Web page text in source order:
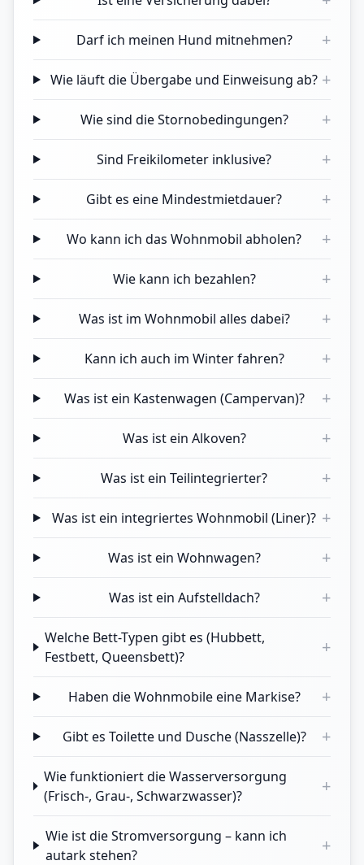
Darf ich meinen Hund mitnehmen? +
Wie läuft die Übergabe und Einweisung ab? +
Wie sind die Stornobedingungen? +
Sind Freikilometer inklusive? +
Gibt es eine Mindestmietdauer? +
Wo kann ich das Wohnmobil abholen? +
Wie kann ich bezahlen? +
Was ist im Wohnmobil alles dabei? +
Kann ich auch im Winter fahren? +
Was ist ein Kastenwagen (Campervan)? +
Was ist ein Alkoven? +
Was ist ein Teilintegrierter? +
Was ist ein integriertes Wohnmobil (Liner)? +
Was ist ein Wohnwagen? +
Was ist ein Aufstelldach? +
Welche Bett-Typen gibt es (Hubbett,
Festbett, Queensbett)?
+
Haben die Wohnmobile eine Markise? +
Gibt es Toilette und Dusche (Nasszelle)? +
Wie funktioniert die Wasserversorgung
(Frisch-, Grau-, Schwarzwasser)?
+
Wie ist die Stromversorgung – kann ich
autark stehen?
+